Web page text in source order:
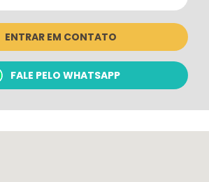
ENTRAR EM CONTATO
FALE PELO WHATSAPP